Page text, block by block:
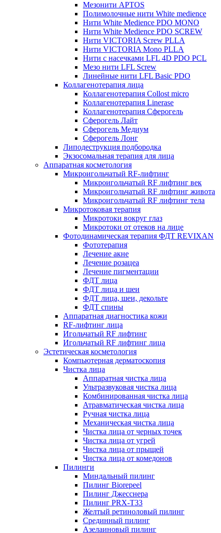
Мезонити APTOS
Полимолочные нити White medience
Нити White Medience PDO MONO
Нити White Medience PDO SCREW
Нити VICTORIA Screw PLLA
Нити VICTORIA Mono PLLA
Нити с насечками LFL 4D PDO PCL
Мезо нити LFL Screw
Линейные нити LFL Basic PDO
Коллагенотерапия лица
Коллагенотерапия Collost micro
Коллагенотерапия Linerase
Коллагенотерапия Сферогель
Сферогель Лайт
Сферогель Медиум
Сферогель Лонг
Липодеструкция подбородка
Экзосомальная терапия для лица
Аппаратная косметология
Микроигольчатый RF-лифтинг
Микроигольчатый RF лифтинг век
Микроигольчатый RF лифтинг живота
Микроигольчатый RF лифтинг тела
Микротоковая терапия
Микротоки вокруг глаз
Микротоки от отеков на лице
Фотодинамическая терапия ФДТ REVIXAN
Фототерапия
Лечение акне
Лечение розацеа
Лечение пигментации
ФДТ лица
ФДТ лица и шеи
ФДТ лица, шеи, декольте
ФДТ спины
Аппаратная диагностика кожи
RF-лифтинг лица
Игольчатый RF лифтинг
Игольчатый RF лифтинг лица
Эстетическая косметология
Компьютерная дерматоскопия
Чистка лица
Аппаратная чистка лица
Ультразвуковая чистка лица
Комбинированная чистка лица
Атравматическая чистка лица
Ручная чистка лица
Механическая чистка лица
Чистка лица от черных точек
Чистка лица от угрей
Чистка лица от прыщей
Чистка лица от комедонов
Пилинги
Миндальный пилинг
Пилинг Biorepeel
Пилинг Джесснера
Пилинг PRX-T33
Желтый ретиноловый пилинг
Срединный пилинг
Азелаиновый пилинг